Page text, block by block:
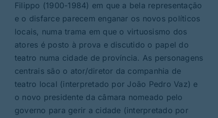
Filippo (1900-1984) em que a bela representação
e o disfarce parecem enganar os novos políticos
locais, numa trama em que o virtuosismo dos
atores é posto à prova e discutido o papel do
teatro numa cidade de província. As personagens
centrais são o ator/diretor da companhia de
teatro local (interpretado por João Pedro Vaz) e
o novo presidente da câmara nomeado pelo
governo para gerir a cidade (interpretado por